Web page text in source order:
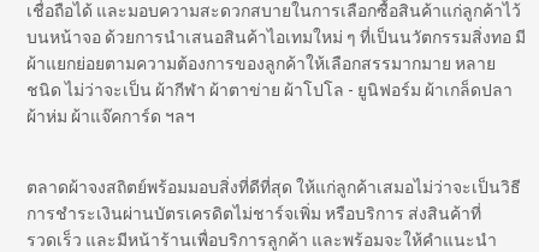
เชื่อถือได้ และมอบความสะดวกสบายในการเลือกซื้อสินค้าแก่ลูกค้าไว้
บนหน้าจอ ด้วยการนำเสนอสินค้าไอเทมใหม่ ๆ ที่เป็นนวัตกรรมสิ่งทอ มี
ผ้าแยกย่อยตามความต้องการของลูกค้าให้เลือกสรรมากมาย หลาย
ชนิด ไม่ว่าจะเป็น ผ้ากีฬา ผ้าตาข่าย ผ้าโปโล - ยูนิฟอร์ม ผ้าเกล็ดปลา
ผ้าห่ม ผ้าแจ๊คการ์ด ฯลฯ
ตลาดผ้าจงสถิตย์พร้อมมอบสิ่งที่ดีที่สุด ให้แก่ลูกค้าเสมอไม่ว่าจะเป็นวิธี
การชำระเงินผ่านบัตรเครดิตไม่ชาร์จเพิ่ม หรือบริการ ส่งสินค้าที่
รวดเร็ว และมีหน้าร้านเพื่อบริการลูกค้า และพร้อมจะให้คำแนะนำ